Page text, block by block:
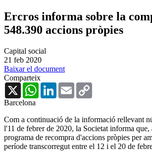
Ercros informa sobre la
548.390 accions pròpies
Capital social
21 feb 2020
Baixar el document
Comparteix
X
WhatsAppLinkedInEmail
Barcelona
Com a continuació de la informació rellevant
l'11 de febrer de 2020, la Societat informa
programa de recompra d'accions pròpies per
període transcorregut entre el 12 i el 20 de